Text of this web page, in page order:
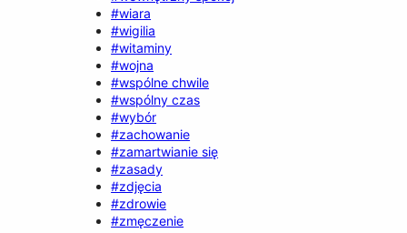
#wiara
#wigilia
#witaminy
#wojna
#wspólne chwile
#wspólny czas
#wybór
#zachowanie
#zamartwianie się
#zasady
#zdjęcia
#zdrowie
#zmęczenie